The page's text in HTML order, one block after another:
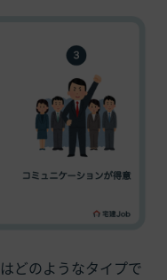
どのようなタイプで